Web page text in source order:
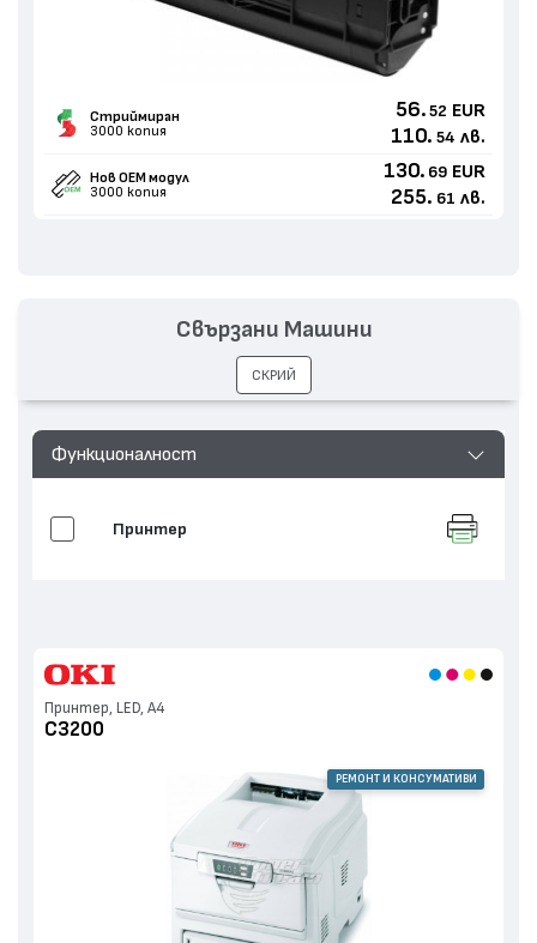
Стриймиран
3000 копия
56. 52 EUR
110. 54 лв.
Нов ОЕМ модул
3000 копия
130. 69 EUR
255. 61 лв.
Функционалност
Принтер
Принтер, LED, А4
C3200
РЕМОНТ И КОНСУМАТИВИ
Свързани Машини
СКРИЙ